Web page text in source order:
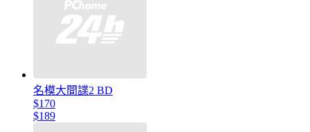
名模大間諜2 BD
$170
$189